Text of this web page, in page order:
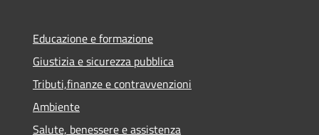
Educazione e formazione
Giustizia e sicurezza pubblica
Tributi,finanze e contravvenzioni
Ambiente
Salute, benessere e assistenza